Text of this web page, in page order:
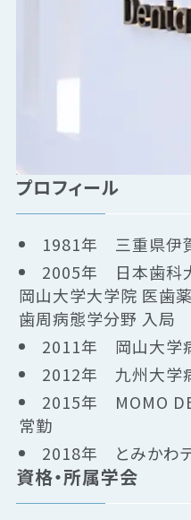
プロフィール
1981年 三重県伊
2005年 日本歯科
岡山大学大学院 医歯
歯周病態学分野 入局
2011年 岡山大学
2012年 九州大学
2015年 MOMO
常勤
2018年 とみかわ
資格・所属学会